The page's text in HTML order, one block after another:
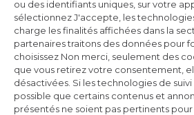
Incrivez-vous à la
Inscrivez-vous et recevez -
première
ou des identifiants uniques, sur votre
sélectionnez J'accepte, les
charge les finalités affichées dans la
partenaires traitons des données pour
choisissez Non merci, seulement des
que vous retirez votre consentement,
désactivées. Si les technologies de
possible que certains contenus et
présentés ne soient pas pertinents pour